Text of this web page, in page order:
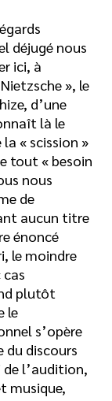
déjugé nous
ici, à
», le
d’une
là le
« scission »
tout « besoin
nous
de
aucun titre
énoncé
le moindre
plutôt
le
s’opère
du discours
l’audition,
musique,